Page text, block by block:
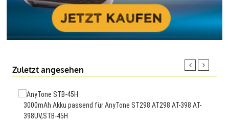
Zuletzt angesehen
3000mAh Akku passend für AnyTone ST298 AT298 AT-398 AT-
398UV,STB-45H